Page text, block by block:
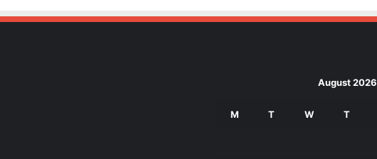
August 2026
M T W T